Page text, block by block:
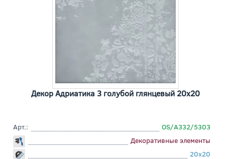
Декор Адриатика 3 голубой глянцевый 20x20
Арт.:
OS/A332/5303
Декоративные элементы
20x20